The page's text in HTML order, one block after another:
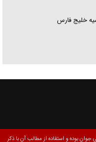
خلیج فارس
بوده و استفاده از مطالب آن با ذکر